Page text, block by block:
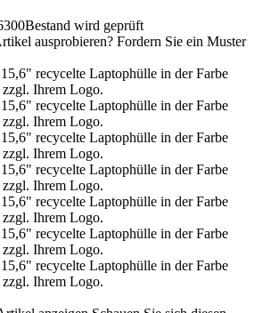
Bestand wird geprüft
ausprobieren? Fordern Sie ein Muster